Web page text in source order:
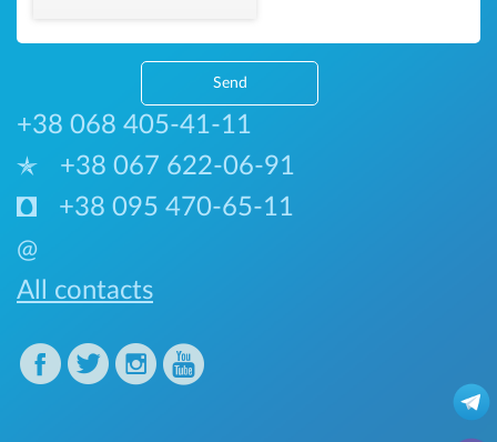
Send
+38 068 405-41-11
+38 067 622-06-91
+38 095 470-65-11
@
All contacts